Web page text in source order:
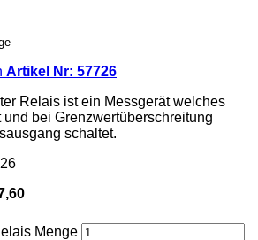
Artikel Nr: 57726
Relais ist ein Messgerät welches
und bei Grenzwertüberschreitung
schaltet.
Menge